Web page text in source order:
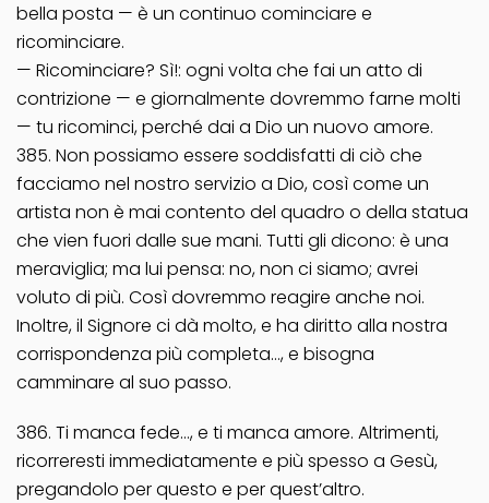
bella posta — è un continuo cominciare e
ricominciare.
— Ricominciare? Sì!: ogni volta che fai un atto di
contrizione — e giornalmente dovremmo farne molti
— tu ricominci, perché dai a Dio un nuovo amore.
385. Non possiamo essere soddisfatti di ciò che
facciamo nel nostro servizio a Dio, così come un
artista non è mai contento del quadro o della statua
che vien fuori dalle sue mani. Tutti gli dicono: è una
meraviglia; ma lui pensa: no, non ci siamo; avrei
voluto di più. Così dovremmo reagire anche noi.
Inoltre, il Signore ci dà molto, e ha diritto alla nostra
corrispondenza più completa…, e bisogna
camminare al suo passo.
386. Ti manca fede…, e ti manca amore. Altrimenti,
ricorreresti immediatamente e più spesso a Gesù,
pregandolo per questo e per quest’altro.